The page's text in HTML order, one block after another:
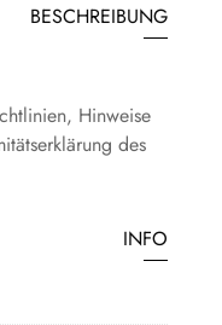
BESCHREIBUNG
Hinweise
des
INFO